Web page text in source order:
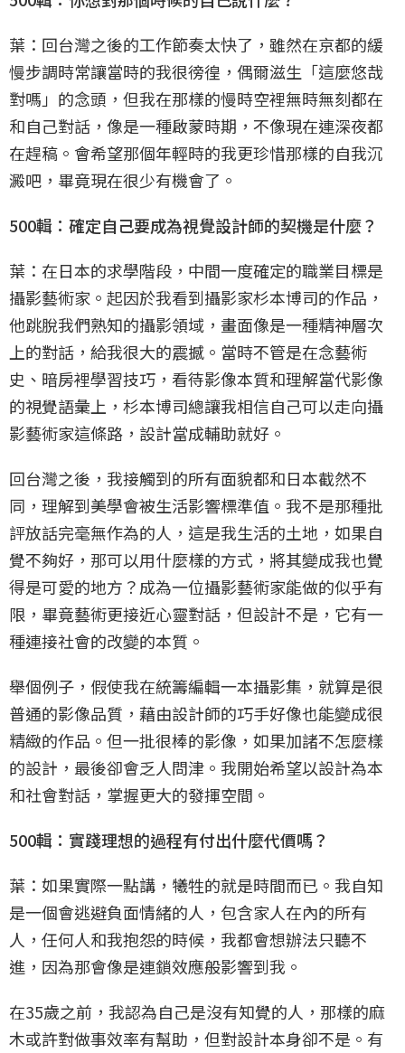
葉：回台灣之後的工作節奏太快了，雖然在京都的緩
慢步調時常讓當時的我很徬徨，偶爾滋生「這麼悠哉
對嗎」的念頭，但我在那樣的慢時空裡無時無刻都在
和自己對話，像是一種啟蒙時期，不像現在連深夜都
在趕稿。會希望那個年輕時的我更珍惜那樣的自我沉
澱吧，畢竟現在很少有機會了。
500輯：確定自己要成為視覺設計師的契機是什麼？
葉：在日本的求學階段，中間一度確定的職業目標是
攝影藝術家。起因於我看到攝影家杉本博司的作品，
他跳脫我們熟知的攝影領域，畫面像是一種精神層次
上的對話，給我很大的震撼。當時不管是在念藝術
史、暗房裡學習技巧，看待影像本質和理解當代影像
的視覺語彙上，杉本博司總讓我相信自己可以走向攝
影藝術家這條路，設計當成輔助就好。
回台灣之後，我接觸到的所有面貌都和日本截然不
同，理解到美學會被生活影響標準值。我不是那種批
評放話完毫無作為的人，這是我生活的土地，如果自
覺不夠好，那可以用什麼樣的方式，將其變成我也覺
得是可愛的地方？成為一位攝影藝術家能做的似乎有
限，畢竟藝術更接近心靈對話，但設計不是，它有一
種連接社會的改變的本質。
舉個例子，假使我在統籌編輯一本攝影集，就算是很
普通的影像品質，藉由設計師的巧手好像也能變成很
精緻的作品。但一批很棒的影像，如果加諸不怎麼樣
的設計，最後卻會乏人問津。我開始希望以設計為本
和社會對話，掌握更大的發揮空間。
500輯：實踐理想的過程有付出什麼代價嗎？
葉：如果實際一點講，犧牲的就是時間而已。我自知
是一個會逃避負面情緒的人，包含家人在內的所有
人，任何人和我抱怨的時候，我都會想辦法只聽不
進，因為那會像是連鎖效應般影響到我。
在35歲之前，我認為自己是沒有知覺的人，那樣的麻
木或許對做事效率有幫助，但對設計本身卻不是。有